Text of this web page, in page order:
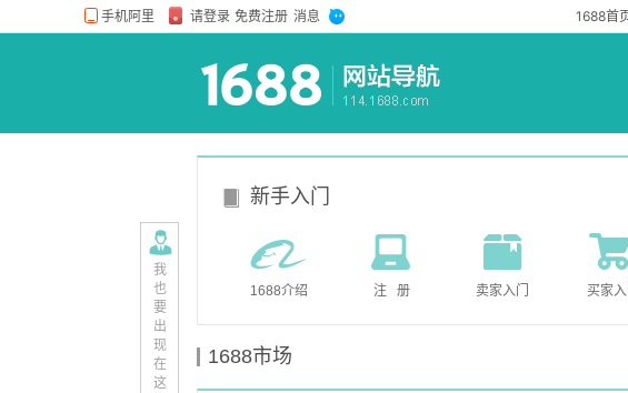
新手入门
1688介绍 注 册 卖家入门 买家入
1688市场
我
也
要
出
现
在
这